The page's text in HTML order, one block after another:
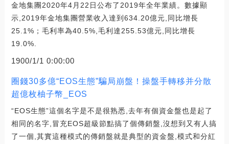
金地集團2020年4月22日公布了2019年全年業績。數據顯
示,2019年金地集團營業收入達到634.20億元,同比增長
25.1%；毛利率為40.5%,毛利達255.53億元,同比增長
19.0%.
1900/1/1 0:00:00
圈錢30多億“EOS生態”騙局崩盤！操盤手轉移并分散
超億枚柚子幣_EOS
“EOS生態”這個名字是不是很熟悉,去年有個資金盤也是起了
相同的名字,冒充EOS超級節點搞了個傳銷盤,沒想到又有人搞
了一個,其實這種模式的傳銷盤就是典型的資金盤,模式和分紅